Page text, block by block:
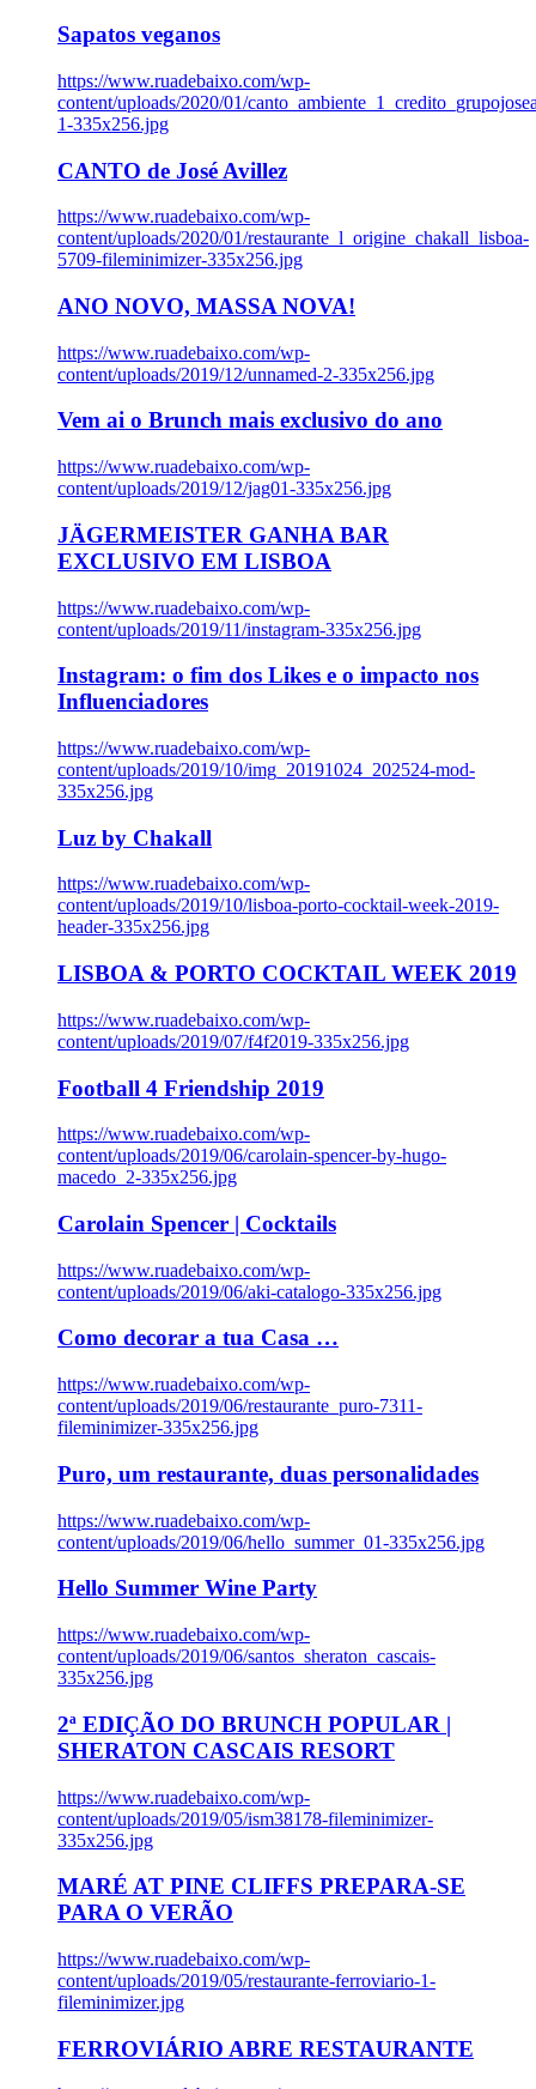
Sapatos veganos
https://www.ruadebaixo.com/wp-
content/uploads/2020/01/
1-335x256.jpg
CANTO de José Avillez
https://www.ruadebaixo.com/wp-
content/uploads/2020/01/restaurante_l_origine_chakall_lisboa-
5709-fileminimizer-335x256.jpg
ANO NOVO, MASSA NOVA!
https://www.ruadebaixo.com/wp-
content/uploads/2019/12/unnamed-2-335x256.jpg
Vem ai o Brunch mais exclusivo do ano
https://www.ruadebaixo.com/wp-
content/uploads/2019/12/jag01-335x256.jpg
JÄGERMEISTER GANHA BAR
EXCLUSIVO EM LISBOA
https://www.ruadebaixo.com/wp-
content/uploads/2019/11/instagram-335x256.jpg
Instagram: o fim dos Likes e o impacto nos
Influenciadores
https://www.ruadebaixo.com/wp-
content/uploads/2019/10/img_20191024_202524-mod-
335x256.jpg
Luz by Chakall
https://www.ruadebaixo.com/wp-
content/uploads/2019/10/lisboa-porto-cocktail-week-2019-
header-335x256.jpg
LISBOA & PORTO COCKTAIL WEEK 2019
https://www.ruadebaixo.com/wp-
content/uploads/2019/07/f4f2019-335x256.jpg
Football 4 Friendship 2019
https://www.ruadebaixo.com/wp-
content/uploads/2019/06/carolain-spencer-by-hugo-
macedo_2-335x256.jpg
Carolain Spencer | Cocktails
https://www.ruadebaixo.com/wp-
content/uploads/2019/06/aki-catalogo-335x256.jpg
Como decorar a tua Casa …
https://www.ruadebaixo.com/wp-
content/uploads/2019/06/restaurante_puro-7311-
fileminimizer-335x256.jpg
Puro, um restaurante, duas personalidades
https://www.ruadebaixo.com/wp-
content/uploads/2019/06/hello_summer_01-335x256.jpg
Hello Summer Wine Party
https://www.ruadebaixo.com/wp-
content/uploads/2019/06/santos_sheraton_cascais-
335x256.jpg
2ª EDIÇÃO DO BRUNCH POPULAR |
SHERATON CASCAIS RESORT
https://www.ruadebaixo.com/wp-
content/uploads/2019/05/ism38178-fileminimizer-
335x256.jpg
MARÉ AT PINE CLIFFS PREPARA-SE
PARA O VERÃO
https://www.ruadebaixo.com/wp-
content/uploads/2019/05/restaurante-ferroviario-1-
fileminimizer.jpg
FERROVIÁRIO ABRE RESTAURANTE